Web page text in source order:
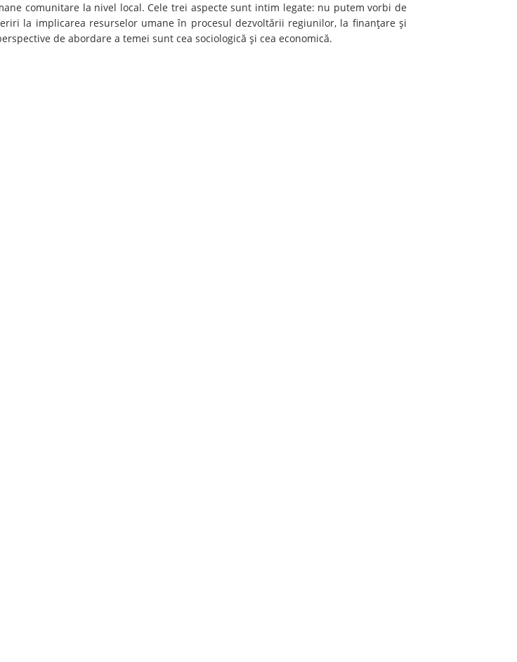
comunitare la nivel local. Cele trei aspecte sunt intim legate: nu putem vorbi de
la implicarea resurselor umane în procesul dezvoltării regiunilor, la finanţare şi
de abordare a temei sunt cea sociologică şi cea economică.